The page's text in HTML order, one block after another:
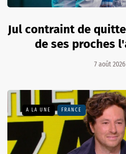
Jul contraint de
de ses proches
7 août 2026
A LA UNE FRANCE